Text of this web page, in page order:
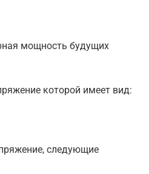
мощность будущих
которой имеет вид:
следующие